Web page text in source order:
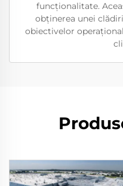
funcționalitate.
obținerea unei
obiectivelor